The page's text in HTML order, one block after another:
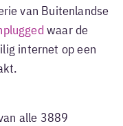
van Buitenlandse
waar de
internet op een
alle 3889